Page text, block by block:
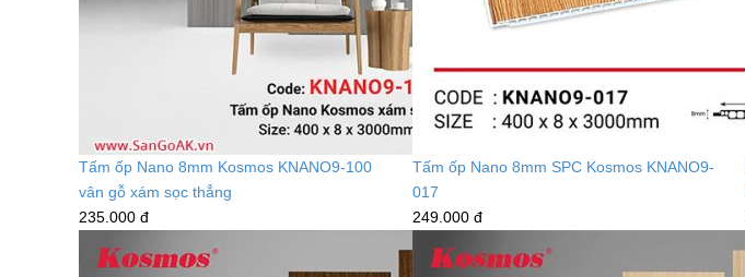
Tấm ốp Nano 8mm Kosmos KNANO9-100
vân gỗ xám sọc thẳng
235.000 đ
Tấm ốp Nano 8mm SPC Kosmos KNANO9-
017
249.000 đ